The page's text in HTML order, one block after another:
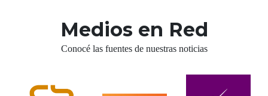
Medios en Red
Conocé las fuentes de nuestras noticias